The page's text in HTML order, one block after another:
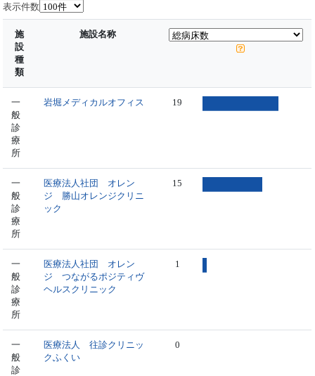
表示件数
施
設
種
類
施設名称
一
般
診
療
所
岩堀メディカルオフィス 19
一
般
診
療
所
医療法人社団 オレン
ジ 勝山オレンジクリニ
ック
15
一
般
診
療
所
医療法人社団 オレン
ジ つながるポジティヴ
ヘルスクリニック
1
一
般
診
医療法人 往診クリニッ
クふくい
0